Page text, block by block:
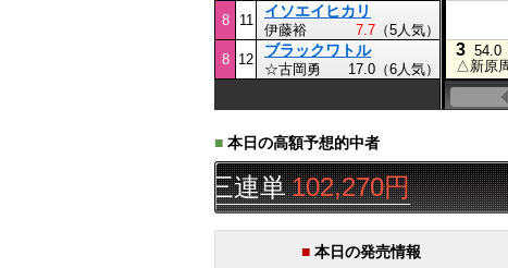
8
11
イソエイヒカリ
伊藤裕 7.7 （5人気）
8
12
ブラックワトル
☆古岡勇 17.0（6人気）
3 54.0
△新原
■ 本日の高額予想的中者
三連単102,270円 天
■ 本日の発売情報